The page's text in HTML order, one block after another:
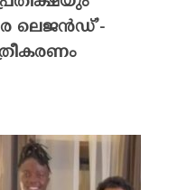
ലെജൻഡ്’-